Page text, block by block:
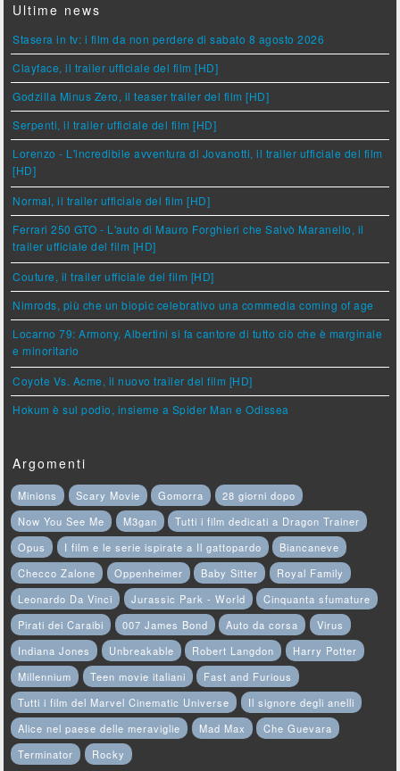
Ultime news
Stasera in tv: i film da non perdere di sabato 8 agosto 2026
Clayface, il trailer ufficiale del film [HD]
Godzilla Minus Zero, il teaser trailer del film [HD]
Serpenti, il trailer ufficiale del film [HD]
Lorenzo - L'incredibile avventura di Jovanotti, il trailer ufficiale del film
[HD]
Normal, il trailer ufficiale del film [HD]
Ferrari 250 GTO - L'auto di Mauro Forghieri che Salvò Maranello, il
trailer ufficiale del film [HD]
Couture, il trailer ufficiale del film [HD]
Nimrods, più che un biopic celebrativo una commedia coming of age
Locarno 79: Armony, Albertini si fa cantore di tutto ciò che è marginale
e minoritario
Coyote Vs. Acme, il nuovo trailer del film [HD]
Hokum è sul podio, insieme a Spider Man e Odissea
Argomenti
Minions Scary Movie Gomorra
28 giorni dopo
Now You See Me
M3gan
Tutti i film dedicati a Dragon Trainer
Opus
I film e le serie ispirate a Il gattopardo
Biancaneve
Checco Zalone
Oppenheimer Baby Sitter
Royal Family
Leonardo Da Vinci
Jurassic Park - World
Cinquanta sfumature
Pirati dei Caraibi
007 James Bond Auto da corsa
Virus
Indiana Jones
Unbreakable Robert Langdon
Harry Potter
Millennium
Teen movie italiani
Fast and Furious
Tutti i film del Marvel Cinematic Universe
Il signore degli anelli
Alice nel paese delle meraviglie
Mad Max
Che Guevara
Terminator
Rocky